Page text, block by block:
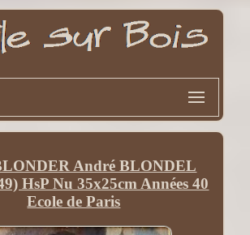
André BLONDEL
HsP Nu 35x25cm Années 40
Ecole de Paris